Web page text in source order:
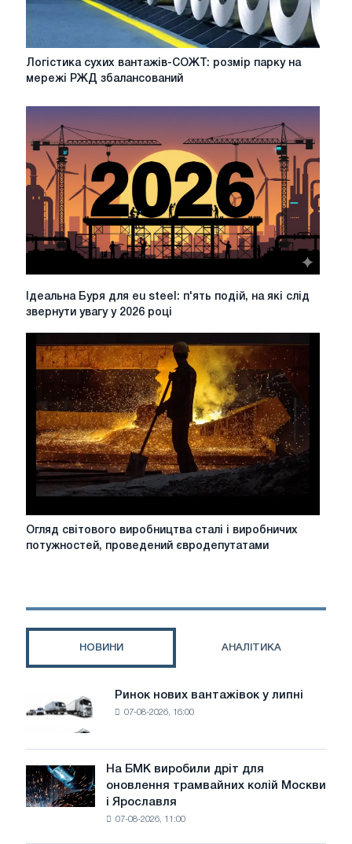
Логістика
СОЖТ:
парку
на
мережі
РЖД
збалансований
Логістика сухих вантажів-СОЖТ: розмір парку на
мережі РЖД збалансований
Ідеальна
Буря
steel:
п'ять
подій,
на
які
слід
звернути
увагу
Ідеальна Буря для eu steel: п'ять подій, на які слід
звернути увагу у 2026 році
Огляд
світового
виробничих
Огляд світового виробництва сталі і виробничих
потужностей, проведений євродепутатами
НОВИНИ АНАЛІТИКА
Ринок
нових
вантажівок
у
липні
Ринок нових вантажівок у липні
07-08-2026, 16:00
На
БМК
виробили
На БМК виробили дріт для
оновлення трамвайних колій Москви
і Ярославля
07-08-2026, 11:00